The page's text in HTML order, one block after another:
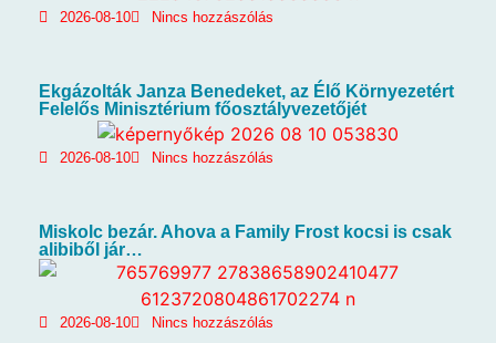
2026-08-10 Nincs hozzászólás
Ekgázolták Janza Benedeket, az Élő Környezetért
Felelős Minisztérium főosztályvezetőjét
2026-08-10 Nincs hozzászólás
Miskolc bezár. Ahova a Family Frost kocsi is csak
alibiből jár…
2026-08-10 Nincs hozzászólás